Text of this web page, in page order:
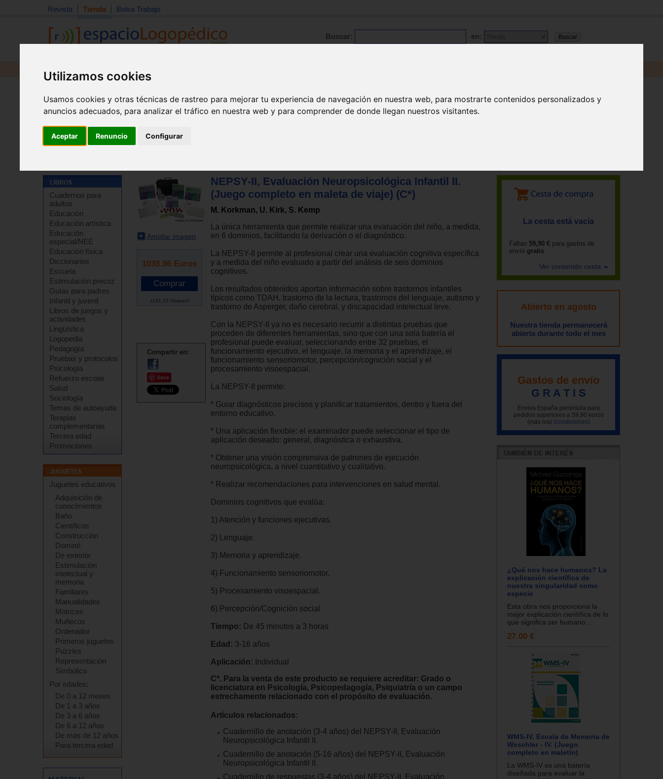
Utilizamos cookies
Usamos cookies y otras técnicas de rastreo para mejorar tu experiencia de navegación en nuestra web, para mostrarte contenidos personalizados y
anuncios adecuados, para analizar el tráfico en nuestra web y para comprender de donde llegan nuestros visitantes.
Aceptar Renuncio Configurar
Revista Tienda Bolsa Trabajo
Buscar: en:
Revista Material
Cuadernos para
adultos
Educación
Educación artística
Educación
especial/NEE
Educación física
Diccionarios
Escuela
Estimulación precoz
Guías para padres
Infantil y juvenil
Libros de juegos y
actividades
Lingüística
Logopedia
Pedagogía
Pruebas y protocolos
Psicología
Refuerzo escolar
Salud
Sociología
Temas de autoayuda
Terapias
complementarias
Tercera edad
Promociones
Juguetes educativos
Adquisición de
conocimientos
Baño
Científicos
Construcción
Dominó
De exterior
Estimulación
intelectual y
memoria
Familiares
Manualidades
Motrices
Muñecos
Ordenador
Primeros juguetes
Puzzles
Representación
Simbólico
Por edades:
De 0 a 12 meses
De 1 a 3 años
De 3 a 6 años
De 6 a 12 años
De más de 12 años
Para tercera edad
Ampliar imagen
1038.96 Euros
1151.15 Dólares*
Compartir en:
Save
NEPSY-II, Evaluación Neuropsicológica Infantil II.
(Juego completo en maleta de viaje) (C*)
M. Korkman, U. Kirk, S. Kemp
La única herramienta que permite realizar una evaluación del niño, a medida,
en 6 dominios, facilitando la derivación o el diagnóstico.
La NEPSY-II permite al profesional crear una evaluación cognitiva específica
y a medida del niño evaluado a partir del análisis de seis dominios
cognitivos.
Los resultados obtenidos aportan información sobre trastornos infantiles
típicos como TDAH, trastorno de la lectura, trastornos del lenguaje, autismo y
trastorno de Asperger, daño cerebral, y discapacidad intelectual leve.
Con la NEPSY-II ya no es necesario recurrir a distintas pruebas que
proceden de diferentes herramientas, sino que con una sola batería el
profesional puede evaluar, seleccionando entre 32 pruebas, el
funcionamiento ejecutivo, el lenguaje, la memoria y el aprendizaje, el
funcionamiento sensoriomotor, percepción/cognición social y el
procesamiento visoespacial.
La NEPSY-II permite:
* Guiar diagnósticos precisos y planificar tratamientos, dentro y fuera del
entorno educativo.
* Una aplicación flexible: el examinador puede seleccionar el tipo de
aplicación deseado: general, diagnóstica o exhaustiva.
* Obtener una visión comprensiva de patrones de ejecución
neuropsicológica, a nivel cuantitativo y cualitativo.
* Realizar recomendaciones para intervenciones en salud mental.
Dominios cognitivos que evalúa:
1) Atención y funciones ejecutivas.
2) Lenguaje.
3) Memoria y aprendizaje.
4) Funcionamiento sensoriomotor.
5) Procesamiento visoespacial.
6) Percepción/Cognición social
Tiempo: De 45 minutos a 3 horas
Edad: 3-16 años
Aplicación: Individual
C*. Para la venta de este producto se requiere acreditar: Grado o
licenciatura en Psicología, Psicopedagogía, Psiquiatría o un campo
estrechamente relacionado con el propósito de evaluación.
Artículos relacionados:
Cuadernillo de anotación (3-4 años) del NEPSY-II, Evaluación
Neuropsicológica Infantil II.
Cuadernillo de anotación (5-16 años) del NEPSY-II, Evaluación
Neuropsicológica Infantil II.
Cuadernillo de respuestas (3-4 años) del NEPSY-II, Evaluación
La cesta está vacía
Faltan 59,90 € para gastos de
envío gratis
Ver contenido cesta
Abierto en agosto
Nuestra tienda permanecerá
abierta durante todo el mes
Gastos de envío
G R A T I S
Envíos España península para
pedidos superiores a 59,90 euros
(más iva) (condiciones)
¿Qué nos hace humanos? La
explicación científica de
nuestra singularidad como
especie
Esta obra nos proporciona la
mejor explicación científica de lo
que significa ser humano....
27.00 €
WMS-IV, Escala de Memoria de
Weschler - IV. (Juego
completo en maletín)
La WMS-IV es una batería
diseñada para evaluar la